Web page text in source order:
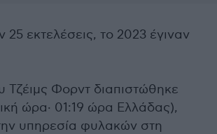
25 εκτελέσεις, το 2023 έγιναν
Τζέιμς Φορντ διαπιστώθηκε
ώρα· 01:19 ώρα Ελλάδας),
υπηρεσία φυλακών στη